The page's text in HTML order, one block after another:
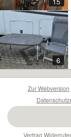
6
Zur Webversion
Vertrag